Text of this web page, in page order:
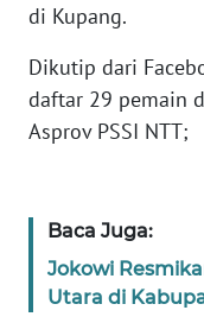
di Kupang.
Dikutip dari
daftar 29 pemain
Asprov PSSI NTT;
Baca Juga:
Jokowi
Utara di
SUMUT
WN
JAKARTA
WN
BANTEN